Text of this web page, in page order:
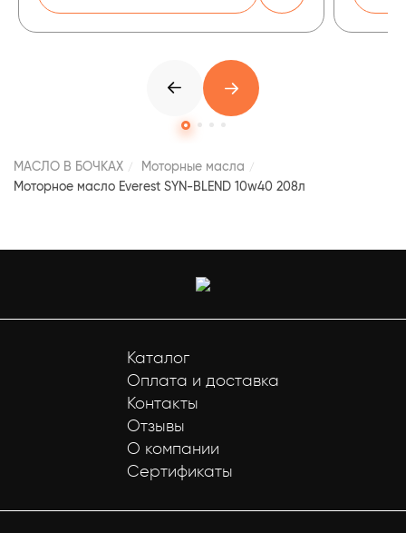
МАСЛО В БОЧКАХ
Моторные масла
Моторное масло Everest SYN-BLEND 10w40 208л
Каталог
Оплата и доставка
Контакты
Отзывы
О компании
Сертификаты